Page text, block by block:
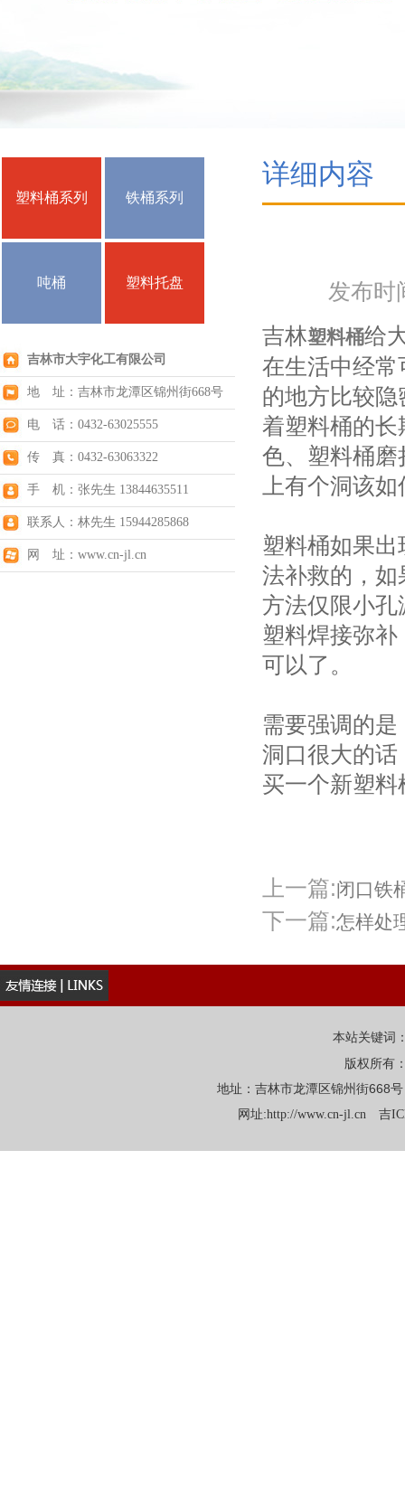
塑料桶系列 铁桶系列
吨桶 塑料托盘
吉林市大宇化工有限公司
地 址：吉林市龙潭区锦州街668号
电 话：0432-63025555
传 真：0432-63063322
手 机：张先生 13844635511
联系人：林先生 15944285868
网 址：www.cn-jl.cn
详细内容
发布时
吉林塑料桶给
在生活中经
的地方比较
着塑料桶的
色、塑料桶
上有个洞该
塑料桶如果
法补救的，
方法仅限小
塑料焊接弥
可以了。
需要强调的
洞口很大的
买一个新塑料
上一篇:闭口铁
下一篇:怎样处
本站关键词
版权所有
地址：吉林市龙潭区锦州街
网址:http://www.cn-jl.cn 吉